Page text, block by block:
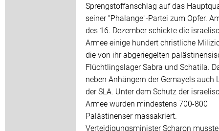
Sprengstoffanschlag auf das
seiner "Phalange"-Partei zum Opfer.
des 16. Dezember schickte die
Armee einige hundert christliche
die von ihr abgeriegelten
Flüchtlingslager Sabra und Schatila.
neben Anhängern der Gemayels auch
der SLA. Unter dem Schutz der
Armee wurden mindestens 700-800
Palästinenser massakriert.
Verteidigungsminister Scharon